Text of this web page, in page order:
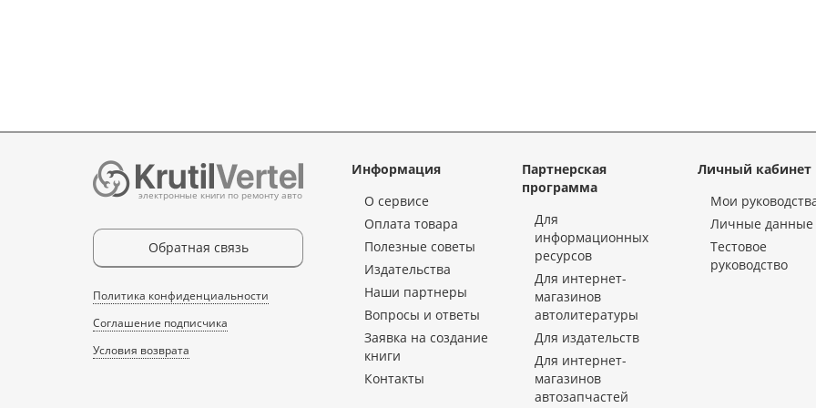
электронные книги по ремонту авто
Обратная связь
Политика конфиденциальности
Соглашение подписчика
Условия возврата
Информация
О сервисе
Оплата товара
Полезные советы
Издательства
Наши партнеры
Вопросы и ответы
Заявка на создание
книги
Контакты
Партнерская
программа
Для
информационных
ресурсов
Для интернет-
магазинов
автолитературы
Для издательств
Для интернет-
магазинов
автозапчастей
Личный кабинет
Мои
Личные данные
Тестовое
руководство